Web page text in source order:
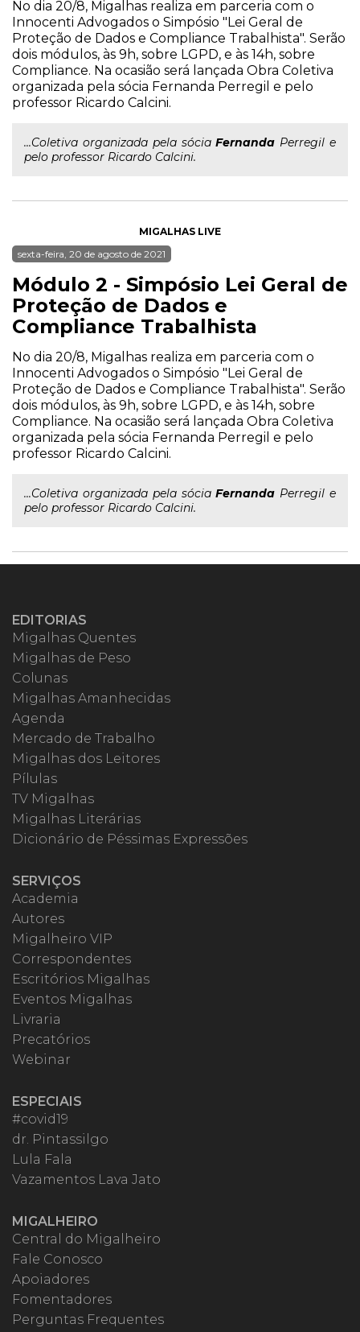
No dia 20/8, Migalhas realiza em parceria com o
Innocenti Advogados o Simpósio "Lei Geral de
Proteção de Dados e Compliance Trabalhista". Serão
dois módulos, às 9h, sobre LGPD, e às 14h, sobre
Compliance. Na ocasião será lançada Obra Coletiva
organizada pela sócia Fernanda Perregil e pelo
professor Ricardo Calcini.
...Coletiva organizada pela sóciaFernanda Perregil e
pelo professor Ricardo Calcini.
MIGALHAS LIVE
sexta-feira, 20 de agosto de 2021
Módulo 2 - Simpósio Lei Geral de
Proteção de Dados e
Compliance Trabalhista
No dia 20/8, Migalhas realiza em parceria com o
Innocenti Advogados o Simpósio "Lei Geral de
Proteção de Dados e Compliance Trabalhista". Serão
dois módulos, às 9h, sobre LGPD, e às 14h, sobre
Compliance. Na ocasião será lançada Obra Coletiva
organizada pela sócia Fernanda Perregil e pelo
professor Ricardo Calcini.
...Coletiva organizada pela sóciaFernanda Perregil e
pelo professor Ricardo Calcini.
EDITORIAS
Migalhas Quentes
Migalhas de Peso
Colunas
Migalhas Amanhecidas
Agenda
Mercado de Trabalho
Migalhas dos Leitores
Pílulas
TV Migalhas
Migalhas Literárias
Dicionário de Péssimas Expressões
SERVIÇOS
Academia
Autores
Migalheiro VIP
Correspondentes
Escritórios Migalhas
Eventos Migalhas
Livraria
Precatórios
Webinar
ESPECIAIS
#covid19
dr. Pintassilgo
Lula Fala
Vazamentos Lava Jato
MIGALHEIRO
Central do Migalheiro
Fale Conosco
Apoiadores
Fomentadores
Perguntas Frequentes